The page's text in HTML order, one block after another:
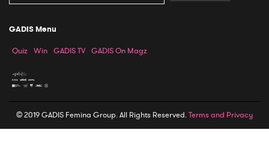
GADIS Menu
Quiz Win GADIS TV GADIS On Magz
© 2019 GADIS Femina Group. All Rights Reserved.Terms and Privacy